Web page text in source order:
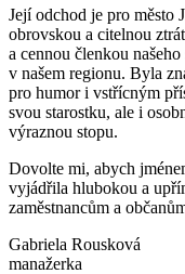
Její odchod je pro město
obrovskou a citelnou
a cennou členkou
v našem regionu. Byla
pro humor i vstřícným
svou starostku, ale i
výraznou stopu.
Dovolte mi, abych
vyjádřila hlubokou a
zaměstnancům a
Gabriela Rousková
manažerka